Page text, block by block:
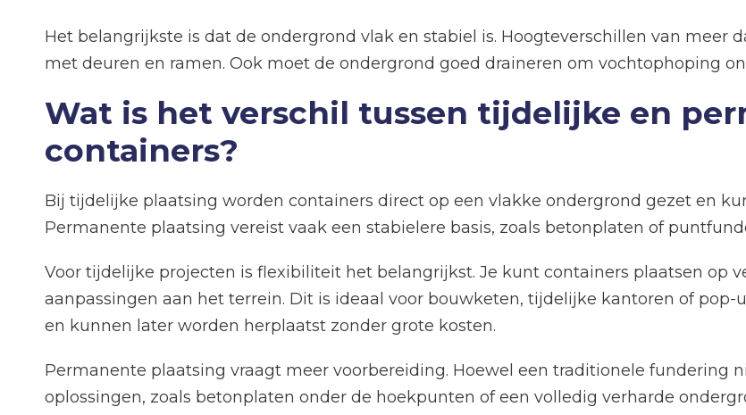
Het belangrijkste is dat de ondergrond vlak en stabiel is. Hoogteverschillen van meer
met deuren en ramen. Ook moet de ondergrond goed draineren om vochtophoping
Wat is het verschil tussen tijdelijke en
containers?
Bij tijdelijke plaatsing worden containers direct op een vlakke ondergrond gezet en
Permanente plaatsing vereist vaak een stabielere basis, zoals betonplaten of
Voor tijdelijke projecten is flexibiliteit het belangrijkst. Je kunt containers plaatsen op
aanpassingen aan het terrein. Dit is ideaal voor bouwketen, tijdelijke kantoren of
en kunnen later worden herplaatst zonder grote kosten.
Permanente plaatsing vraagt meer voorbereiding. Hoewel een traditionele fundering
oplossingen, zoals betonplaten onder de hoekpunten of een volledig verharde